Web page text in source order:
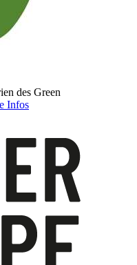
des Green
Infos